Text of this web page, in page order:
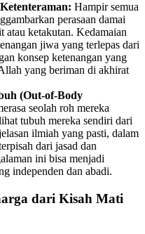
Hampir semua
perasaan damai
atau ketakutan. Kedamaian
jiwa yang terlepas dari
konsep ketenangan yang
yang beriman di akhirat
(Out-of-Body
seolah roh mereka
tubuh mereka sendiri dari
ilmiah yang pasti, dalam
dari jasad dan
ini bisa menjadi
independen dan abadi.
dari Kisah Mati